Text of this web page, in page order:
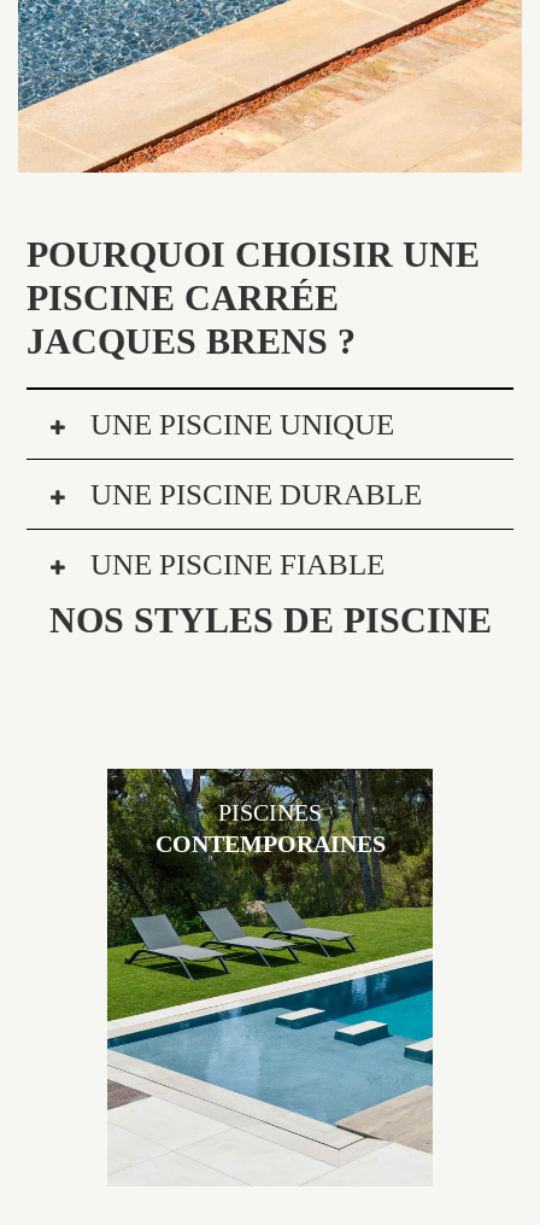
POURQUOI CHOISIR UNE
PISCINE CARRÉE
JACQUES BRENS ?
UNE PISCINE UNIQUE
UNE PISCINE DURABLE
UNE PISCINE FIABLE
NOS STYLES DE PISCINE
Les piscines en béton contemporaines Jacques
Brens sont uniques grâce au large choix de
matériaux et de revêtements et les nombreuses
options disponibles, miroir, couloir de nage, plage
immergée, débordement.
PISCINES
CONTEMPORAINES